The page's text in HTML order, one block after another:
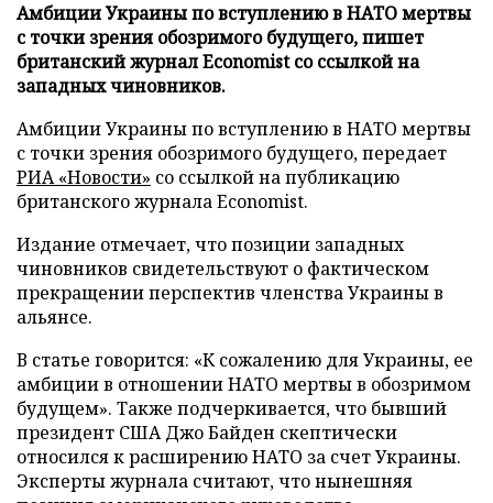
Амбиции Украины по вступлению в НАТО мертвы
с точки зрения обозримого будущего, пишет
британский журнал Economist со ссылкой на
западных чиновников.
Амбиции Украины по вступлению в НАТО мертвы
с точки зрения обозримого будущего, передает
РИА «Новости» со ссылкой на публикацию
британского журнала Economist.
Издание отмечает, что позиции западных
чиновников свидетельствуют о фактическом
прекращении перспектив членства Украины в
альянсе.
В статье говорится: «К сожалению для Украины, ее
амбиции в отношении НАТО мертвы в обозримом
будущем». Также подчеркивается, что бывший
президент США Джо Байден скептически
относился к расширению НАТО за счет Украины.
Эксперты журнала считают, что нынешняя